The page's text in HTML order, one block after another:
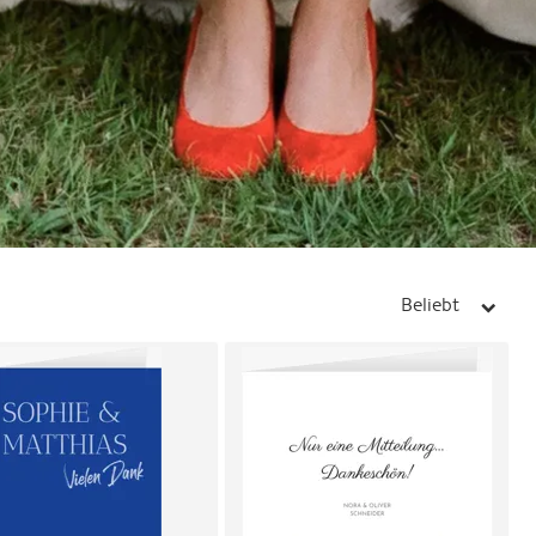
Beliebt arrow_right